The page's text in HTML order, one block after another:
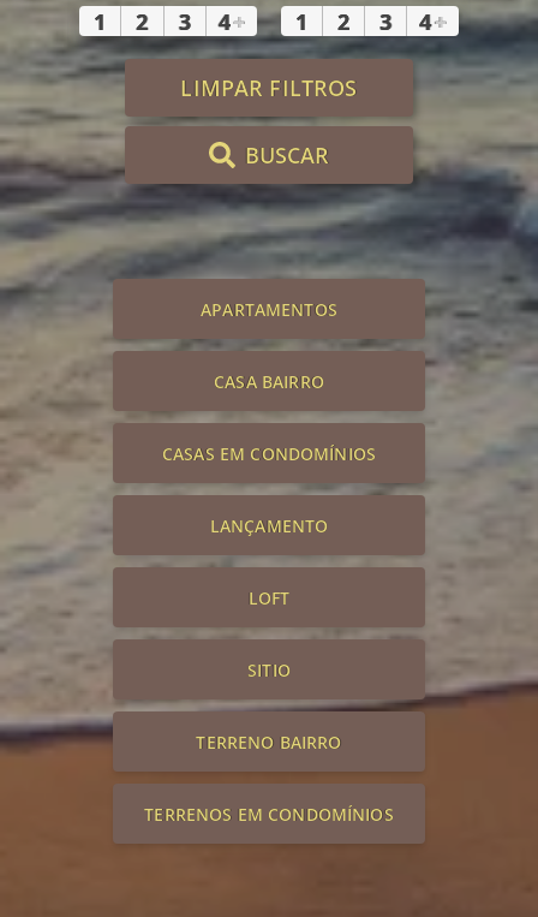
1 2 3 4+ 1 2 3 4+
LIMPAR FILTROS
BUSCAR
APARTAMENTOS
CASA BAIRRO
CASAS EM CONDOMÍNIOS
LANÇAMENTO
LOFT
SITIO
TERRENO BAIRRO
TERRENOS EM CONDOMÍNIOS